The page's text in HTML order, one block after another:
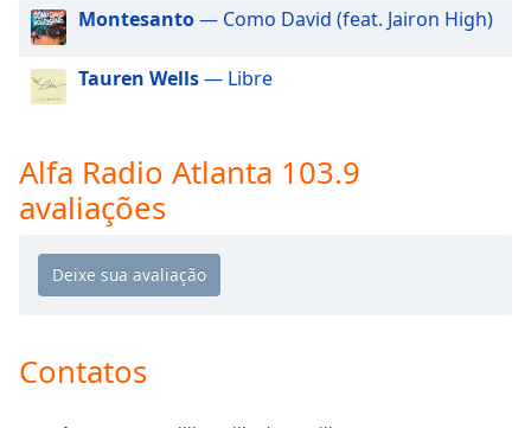
cancel
and
close
Text
Color
Opacity
Background
Color
Montesanto— Como David (feat. Jairon High)
Tauren Wells— Libre
Alfa Radio Atlanta 103.9
avaliações
Contatos